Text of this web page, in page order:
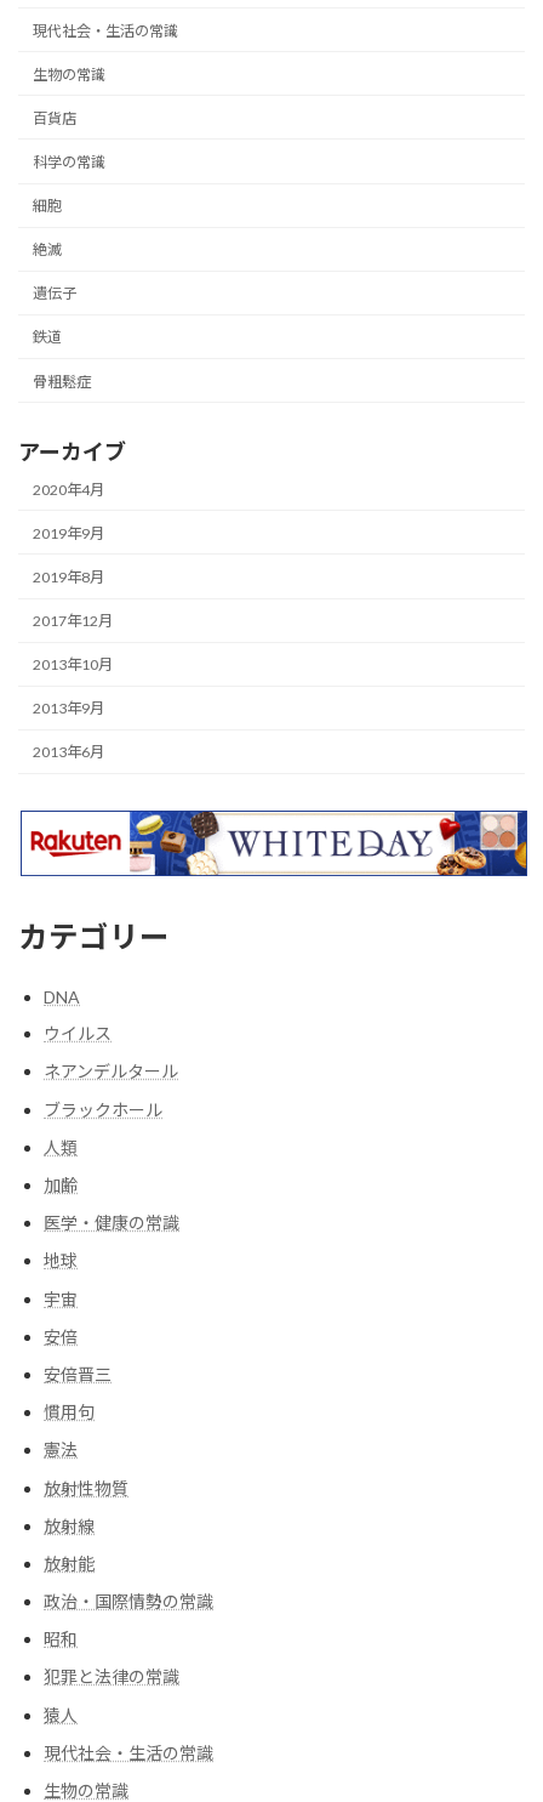
現代社会・生活の常識
生物の常識
百貨店
科学の常識
細胞
絶滅
遺伝子
鉄道
骨粗鬆症
アーカイブ
2020年4月
2019年9月
2019年8月
2017年12月
2013年10月
2013年9月
2013年6月
カテゴリー
DNA
ウイルス
ネアンデルタール
ブラックホール
人類
加齢
医学・健康の常識
地球
宇宙
安倍
安倍晋三
慣用句
憲法
放射性物質
放射線
放射能
政治・国際情勢の常識
昭和
犯罪と法律の常識
猿人
現代社会・生活の常識
生物の常識